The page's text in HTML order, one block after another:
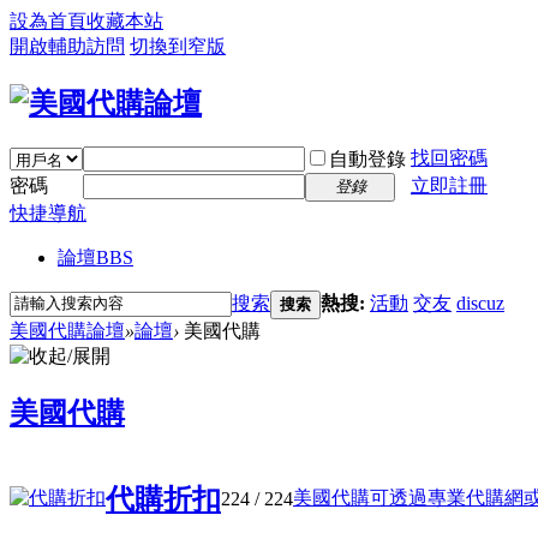
設為首頁收藏本站
開啟輔助訪問 切換到窄版
自動登錄 找回密碼
密碼
登錄
立即註冊
快捷導航
論壇BBS
搜索 搜索 熱搜: 活動 交友 discuz
美國代購論壇»論壇› 美國代購
美國代購
代購折扣224 / 224美國代購可透過專業代購網